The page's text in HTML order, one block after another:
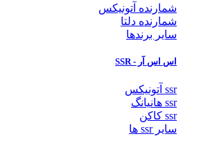
شمارنده آتونیکس
شمارنده دلتا
سایر برندها
اس اس آر - SSR
ssr آتونیکس
ssr هانیانگ
ssr کاکن
سایر ssr ها